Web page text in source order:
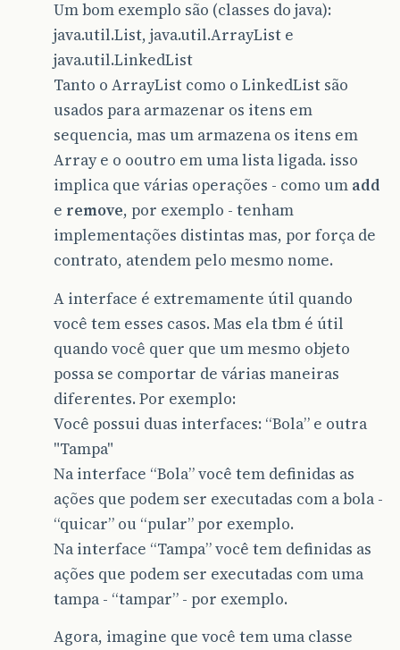
Um bom exemplo são (classes do java):
java.util.List, java.util.ArrayList e
java.util.LinkedList
Tanto o ArrayList como o LinkedList são
usados para armazenar os itens em
sequencia, mas um armazena os itens em
Array e o ooutro em uma lista ligada. isso
implica que várias operações - como um add
e remove, por exemplo - tenham
implementações distintas mas, por força de
contrato, atendem pelo mesmo nome.
A interface é extremamente útil quando
você tem esses casos. Mas ela tbm é útil
quando você quer que um mesmo objeto
possa se comportar de várias maneiras
diferentes. Por exemplo:
Você possui duas interfaces: “Bola” e outra
"Tampa"
Na interface “Bola” você tem definidas as
ações que podem ser executadas com a bola -
“quicar” ou “pular” por exemplo.
Na interface “Tampa” você tem definidas as
ações que podem ser executadas com uma
tampa - “tampar” - por exemplo.
Agora, imagine que você tem uma classe